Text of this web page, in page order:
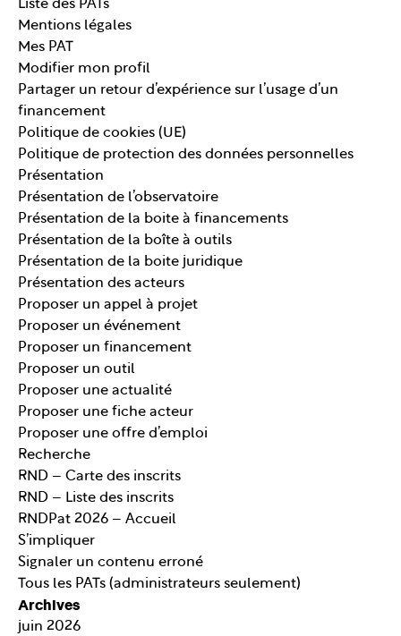
Liste des PATs
Mentions légales
Mes PAT
Modifier mon profil
Partager un retour d’expérience sur l’usage d’un
financement
Politique de cookies (UE)
Politique de protection des données personnelles
Présentation
Présentation de l’observatoire
Présentation de la boite à financements
Présentation de la boîte à outils
Présentation de la boite juridique
Présentation des acteurs
Proposer un appel à projet
Proposer un événement
Proposer un financement
Proposer un outil
Proposer une actualité
Proposer une fiche acteur
Proposer une offre d’emploi
Recherche
RND – Carte des inscrits
RND – Liste des inscrits
RNDPat 2026 – Accueil
S’impliquer
Signaler un contenu erroné
Tous les PATs (administrateurs seulement)
Archives
juin 2026